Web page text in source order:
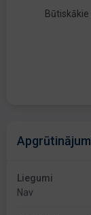
Liegumi
Nav